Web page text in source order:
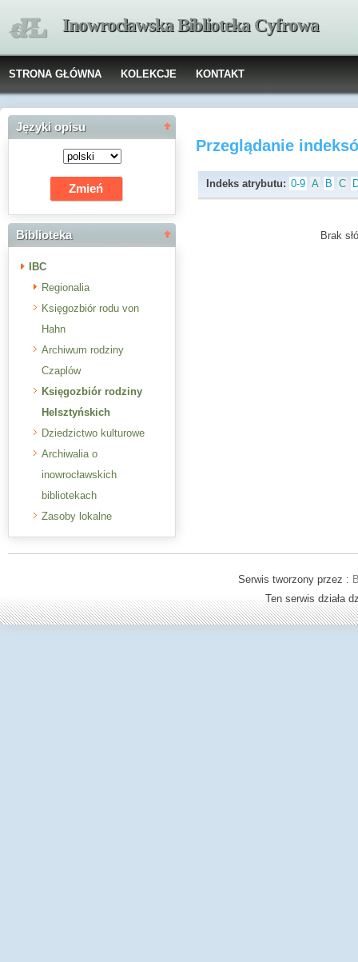
Inowrocławska Biblioteka Cyfrowa
STRONA GŁÓWNA KOLEKCJE KONTAKT
Języki opisu
Biblioteka
IBC
Regionalia
Księgozbiór rodu von
Hahn
Archiwum rodziny
Czaplów
Księgozbiór rodziny
Helsztyńskich
Dziedzictwo kulturowe
Archiwalia o
inowrocławskich
bibliotekach
Zasoby lokalne
Przeglądanie
Indeks atrybutu: 0-9 A B C
Brak
Serwis tworzony przez :
Ten serwis działa